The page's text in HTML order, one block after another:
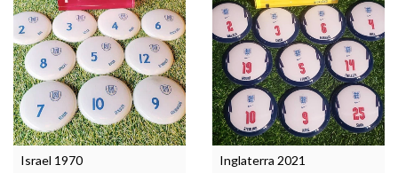
Israel 1970 Inglaterra 2021